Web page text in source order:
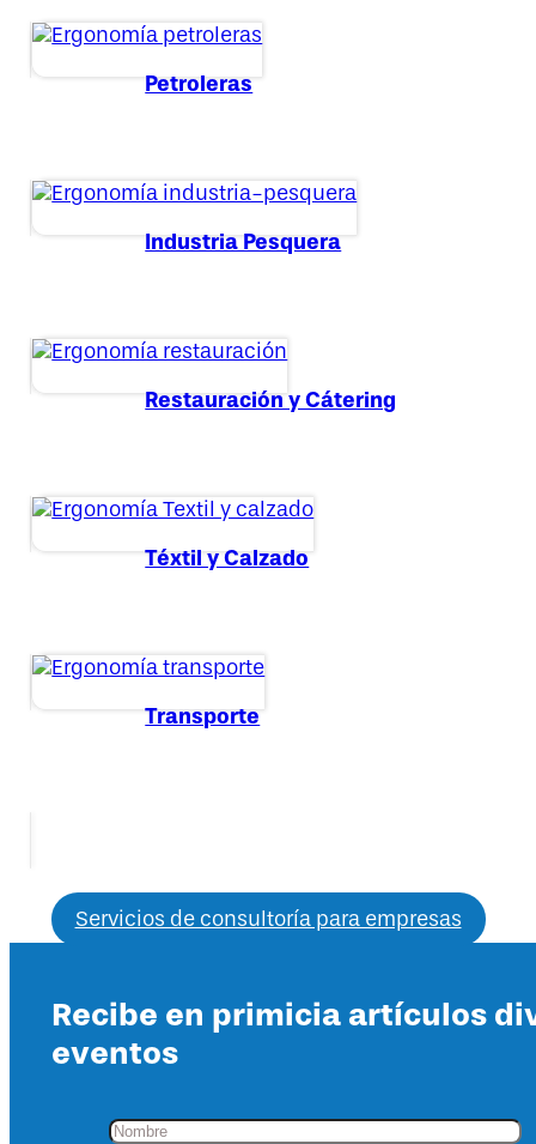
Petroleras
Industria Pesquera
Restauración y Cátering
Téxtil y Calzado
Transporte
Servicios de consultoría para empresas
Recibe en primicia artículos
eventos